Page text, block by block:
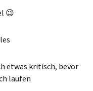
😉
etwas kritisch, bevor
laufen